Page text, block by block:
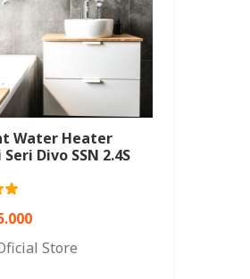
Water Heater
Divo SSN 2.4S
Store